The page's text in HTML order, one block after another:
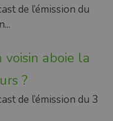
de l’émission du
voisin aboie la
?
de l’émission du 3